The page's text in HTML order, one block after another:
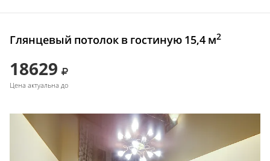
Глянцевый потолок в гостиную 15,4 м2
18629
Цена актуальна до